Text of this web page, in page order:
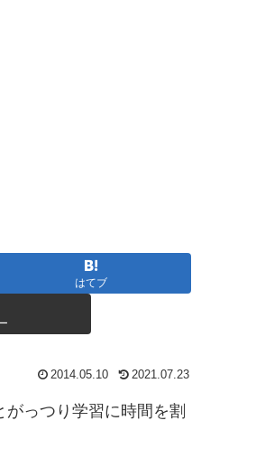
はてブ
2014.05.10 2021.07.23
っつり学習に時間を割